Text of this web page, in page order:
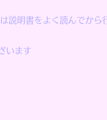
説明書をよく読んでから
います